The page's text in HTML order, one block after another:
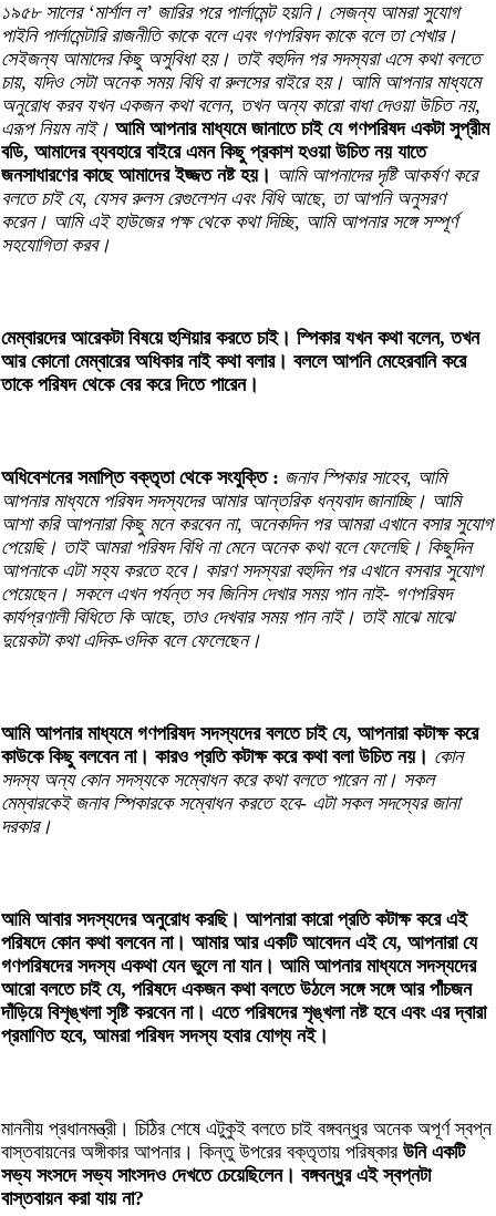
১৯৫৮ সালের ‘মার্শাল ল’ জারির পরে পার্লামেন্ট হয়নি। সেজন্য আমরা সুযোগ
পাইনি পার্লামেন্টারি রাজনীতি কাকে বলে এবং গণপরিষদ কাকে বলে তা শেখার।
সেইজন্য আমাদের কিছু অসুবিধা হয়। তাই বহুদিন পর সদস্যরা এসে কথা বলতে
চায়, যদিও সেটা অনেক সময় বিধি বা রুলসের বাইরে হয়। আমি আপনার মাধ্যমে
অনুরোধ করব যখন একজন কথা বলেন, তখন অন্য কারো বাধা দেওয়া উচিত নয়,
এরূপ নিয়ম নাই। আমি আপনার মাধ্যমে জানাতে চাই যে গণপরিষদ একটা সুপ্রীম
বডি, আমাদের ব্যবহারে বাইরে এমন কিছু প্রকাশ হওয়া উচিত নয় যাতে
জনসাধারণের কাছে আমাদের ইজ্জত নষ্ট হয়। আমি আপনাদের দৃষ্টি আকর্ষণ করে
বলতে চাই যে, যেসব রুলস রেগুলেশন এবং বিধি আছে, তা আপনি অনুসরণ
করেন। আমি এই হাউজের পক্ষ থেকে কথা দিচ্ছি, আমি আপনার সঙ্গে সম্পূর্ণ
সহযোগিতা করব।
মেম্বারদের আরেকটা বিষয়ে হুশিয়ার করতে চাই। স্পিকার যখন কথা বলেন, তখন
আর কোনো মেম্বারের অধিকার নাই কথা বলার। বললে আপনি মেহেরবানি করে
তাকে পরিষদ থেকে বের করে দিতে পারেন।
অধিবেশনের সমাপ্তি বক্তৃতা থেকে সংযুক্তি : জনাব স্পিকার সাহেব, আমি
আপনার মাধ্যমে পরিষদ সদস্যদের আমার আন্তরিক ধন্যবাদ জানাচ্ছি। আমি
আশা করি আপনারা কিছু মনে করবেন না, অনেকদিন পর আমরা এখানে বসার সুযোগ
পেয়েছি। তাই আমরা পরিষদ বিধি না মেনে অনেক কথা বলে ফেলেছি। কিছুদিন
আপনাকে এটা সহ্য করতে হবে। কারণ সদস্যরা বহুদিন পর এখানে বসবার সুযোগ
পেয়েছেন। সকলে এখন পর্যন্ত সব জিনিস দেখার সময় পান নাই- গণপরিষদ
কার্যপ্রণালী বিধিতে কি আছে, তাও দেখবার সময় পান নাই। তাই মাঝে মাঝে
দুয়েকটা কথা এদিক-ওদিক বলে ফেলেছেন।
আমি আপনার মাধ্যমে গণপরিষদ সদস্যদের বলতে চাই যে, আপনারা কটাক্ষ করে
কাউকে কিছু বলবেন না। কারও প্রতি কটাক্ষ করে কথা বলা উচিত নয়। কোন
সদস্য অন্য কোন সদস্যকে সম্বোধন করে কথা বলতে পারেন না। সকল
মেম্বারকেই জনাব স্পিকারকে সম্বোধন করতে হবে- এটা সকল সদস্যের জানা
দরকার।
আমি আবার সদস্যদের অনুরোধ করছি। আপনারা কারো প্রতি কটাক্ষ করে এই
পরিষদে কোন কথা বলবেন না। আমার আর একটি আবেদন এই যে, আপনারা যে
গণপরিষদের সদস্য একথা যেন ভুলে না যান। আমি আপনার মাধ্যমে সদস্যদের
আরো বলতে চাই যে, পরিষদে একজন কথা বলতে উঠলে সঙ্গে সঙ্গে আর পাঁচজন
দাঁড়িয়ে বিশৃঙ্খলা সৃষ্টি করবেন না। এতে পরিষদের শৃঙ্খলা নষ্ট হবে এবং এর দ্বারা
প্রমাণিত হবে, আমরা পরিষদ সদস্য হবার যোগ্য নই।
মাননীয় প্রধানমন্ত্রী। চিঠির শেষে এটুকুই বলতে চাই বঙ্গবন্ধুর অনেক অপূর্ণ স্বপ্ন
বাস্তবায়নের অঙ্গীকার আপনার। কিন্তু উপরের বক্তৃতায় পরিষ্কার উনি একটি
সভ্য সংসদে সভ্য সাংসদও দেখতে চেয়েছিলেন। বঙ্গবন্ধুর এই স্বপ্নটা
বাস্তবায়ন করা যায় না?